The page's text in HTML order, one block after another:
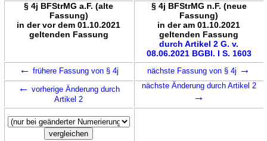
§ 4j BFStrMG a.F. (alte
Fassung)
in der vor dem 01.10.2021
geltenden Fassung
§ 4j BFStrMG n.F. (neue
Fassung)
in der am 01.10.2021
geltenden Fassung
durch Artikel 2 G. v.
08.06.2021 BGBl. I S. 1603
← frühere Fassung von § 4j nächste Fassung von § 4j →
← vorherige Änderung durch
Artikel 2
nächste Änderung durch Artikel 2
→